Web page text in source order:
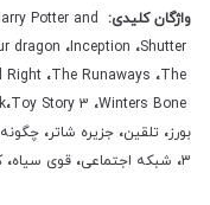
واژگان کلیدی:
Potter and
dragon ،Inception ،Shutter
Right ،The Runaways ،The
،Toy Story 3 ،Winters Bone
بورز، تلقین، جزیره شاتر،
3، شبکه اجتماعی، قوی سیاه،